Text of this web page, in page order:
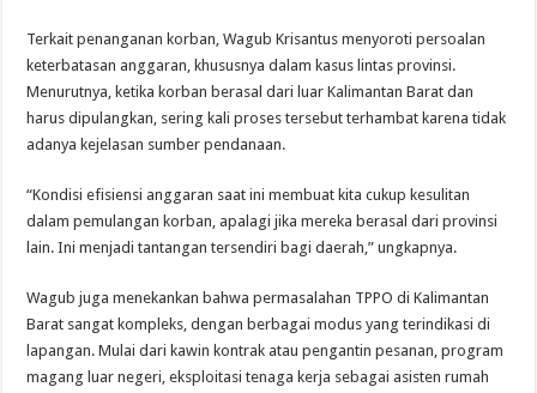
Terkait penanganan korban, Wagub Krisantus menyoroti persoalan
keterbatasan anggaran, khususnya dalam kasus lintas provinsi.
Menurutnya, ketika korban berasal dari luar Kalimantan Barat dan
harus dipulangkan, sering kali proses tersebut terhambat karena tidak
adanya kejelasan sumber pendanaan.
“Kondisi efisiensi anggaran saat ini membuat kita cukup kesulitan
dalam pemulangan korban, apalagi jika mereka berasal dari provinsi
lain. Ini menjadi tantangan tersendiri bagi daerah,” ungkapnya.
Wagub juga menekankan bahwa permasalahan TPPO di Kalimantan
Barat sangat kompleks, dengan berbagai modus yang terindikasi di
lapangan. Mulai dari kawin kontrak atau pengantin pesanan, program
magang luar negeri, eksploitasi tenaga kerja sebagai asisten rumah